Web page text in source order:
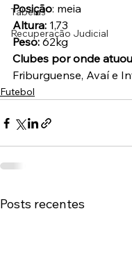
Tabelas
Recuperação Judicial
Posição: meia
Altura: 1,73
Peso: 62kg
Clubes por onde
Friburguense, Avaí e
Futebol
Posts recentes